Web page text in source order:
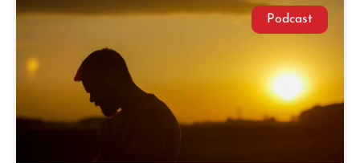
Podcast